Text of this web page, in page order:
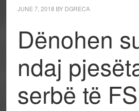
JUNE 7, 2018 BY DGRECA
Dënohen
ndaj
serbë të